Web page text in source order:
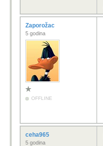
Zaporožac
5 godina
OFFLINE
ceha965
5 godina